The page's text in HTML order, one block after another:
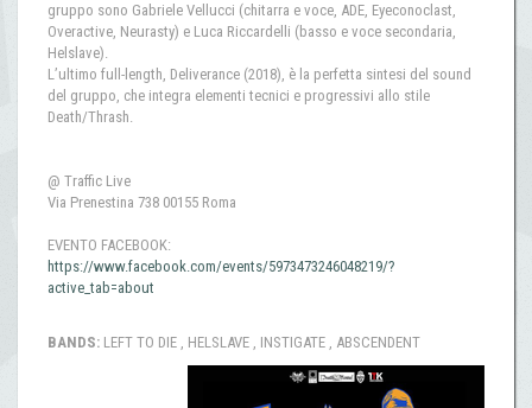
gruppo sono Gabriele Vellucci (chitarra e voce, ADE, Eyeconoclast,
Overactive, Neurasty) e Luca Riccardelli (basso e voce secondaria,
Helslave).
L’ultimo full-length, Deliverance (2018), è la perfetta sintesi del sound
del gruppo, che integra elementi tecnici e progressivi allo stile
Death/Thrash.
@ Traffic Live
Via Prenestina 738 00155 Roma
EVENTO FACEBOOK:
https://www.facebook.com/events/5973473246048219/?
active_tab=about
BANDS: LEFT TO DIE , HELSLAVE , INSTIGATE , ABSCENDENT